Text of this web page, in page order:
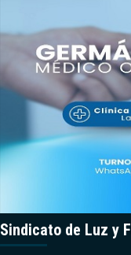
Sindicato de Luz y